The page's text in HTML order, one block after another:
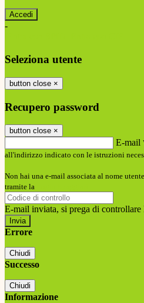
-
Seleziona utente
button close ×
Recupero password
button close ×
E-mail
all'indirizzo indicato con le istruzioni
Non hai una e-mail associata al nome
tramite la
E-mail inviata, si prega di controllare
Errore
Chiudi
Successo
Chiudi
Informazione